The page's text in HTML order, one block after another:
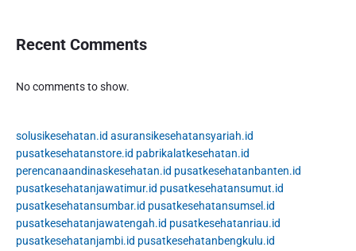
Recent Comments
No comments to show.
solusikesehatan.id asuransikesehatansyariah.id
pusatkesehatanstore.id pabrikalatkesehatan.id
perencanaandinaskesehatan.id pusatkesehatanbanten.id
pusatkesehatanjawatimur.id pusatkesehatansumut.id
pusatkesehatansumbar.id pusatkesehatansumsel.id
pusatkesehatanjawatengah.id pusatkesehatanriau.id
pusatkesehatanjambi.id pusatkesehatanbengkulu.id